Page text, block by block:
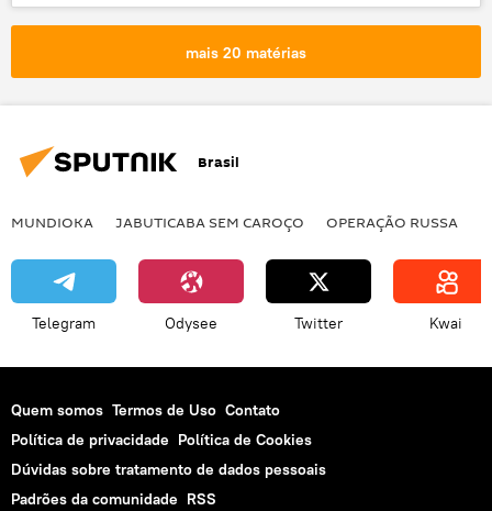
Notícias
Israel Síria
Irã
Damasco
Homs
Ghouta Oriental
Walid Muallem
mais 20 matérias
Brasil
MUNDIOKA JABUTICABA SEM CAROÇO OPERAÇÃO RUSSA
Telegram Odysee Twitter Kwai
Quem somos Termos de Uso Contato
Política de privacidade Política de Cookies
Dúvidas sobre tratamento de dados pessoais
Padrões da comunidade RSS